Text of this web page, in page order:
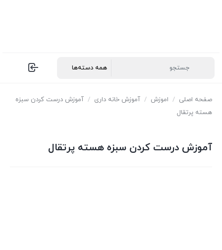
صفحه اصلی / اموزش / آموزش خانه داری / آموزش درست کردن سبزه
هسته پرتقال
آموزش درست کردن سبزه هسته پرتقال